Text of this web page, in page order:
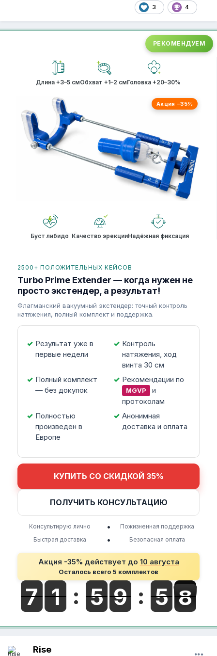
3 4
РЕКОМЕНДУЕМ
Длина +3–5 смОбхват +1–2 смГоловка +20–30%
Акция −35%
Буст либидо Качество эрекцииНадёжная фиксация
2500+ ПОЛОЖИТЕЛЬНЫХ КЕЙСОВ
Turbo Prime Extender — когда нужен не
просто экстендер, а результат!
Флагманский вакуумный экстендер: точный контроль
натяжения, полный комплект и поддержка.
Результат уже в
первые недели
Контроль
натяжения, ход
винта 30 см
Полный комплект
— без докупок
Рекомендации по
MGVP
и
протоколам
Полностью
произведен в
Европе
Анонимная
доставка и оплата
КУПИТЬ СО СКИДКОЙ 35%
ПОЛУЧИТЬ КОНСУЛЬТАЦИЮ
Консультирую лично •
Пожизненная поддержка
Быстрая доставка
• Безопасная оплата
Акция -35% действует до 10 августа
Осталось всего 5 комплектов
Rise